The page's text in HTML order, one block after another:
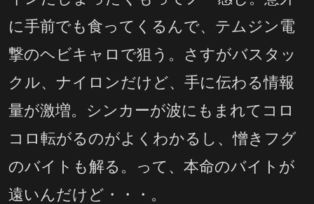
に手前でも食ってくるんで、テムジン電
撃のヘビキャロで狙う。さすがバスタッ
クル、ナイロンだけど、手に伝わる情報
量が激増。シンカーが波にもまれてコロ
コロ転がるのがよくわかるし、憎きフグ
のバイトも解る。って、本命のバイトが
遠いんだけど・・・。